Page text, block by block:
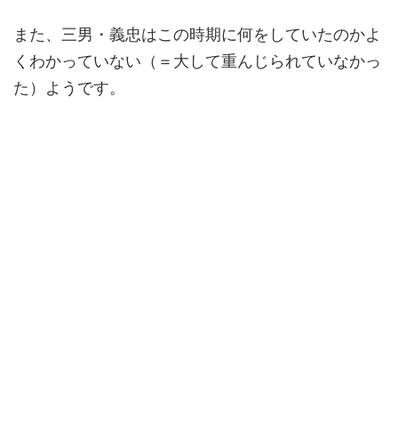
また、三男・義忠はこの時期に何をしていたのかよ
くわかっていない（＝大して重んじられていなかっ
た）ようです。